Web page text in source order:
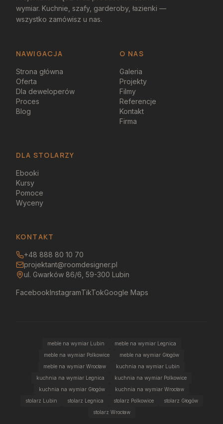
wymiar. Kuchnie, szafy, garderoby, łazienki —
wszystko zamówisz u nas.
NAWIGACJA O NAS
Strona główna
Oferta
Dla deweloperów
Proces
Blog
Galeria
Projekty
Filmy
Referencje
Kontakt
Firma
DLA STOLARZY
Ebooki
Kursy
Pomoce
Wyceny
KONTAKT
+48 888 80 10 70
projektant@roomdesigner.pl
ul. Gwarków 86/6, 59-300 Lubin
FacebookInstagramTikTokGoogle Maps
meble na wymiar Lubin
meble na wymiar Legnica
meble na wymiar Polkowice
meble na wymiar Głogów
meble na wymiar Wrocław
kuchnia na wymiar Lubin
kuchnia na wymiar Legnica
kuchnia na wymiar Polkowice
kuchnia na wymiar Głogów
kuchnia na wymiar Wrocław
stolarz Lubin
stolarz Legnica stolarz Polkowice
stolarz Głogów
stolarz Wrocław